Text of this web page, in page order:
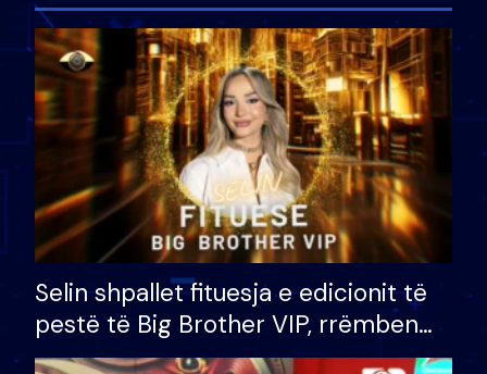
Selin shpallet fituesja e edicionit të
pestë të Big Brother VIP, rrëmben
çmimin e madh prej 100 mijë eurosh